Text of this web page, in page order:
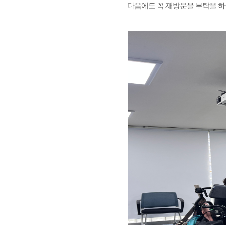
다음에도 꼭 재방문을 부탁을